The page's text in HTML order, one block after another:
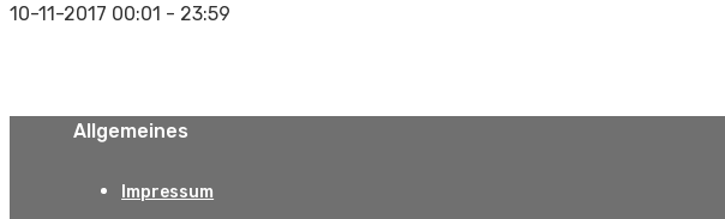
10-11-2017 00:01 - 23:59
Allgemeines
Impressum